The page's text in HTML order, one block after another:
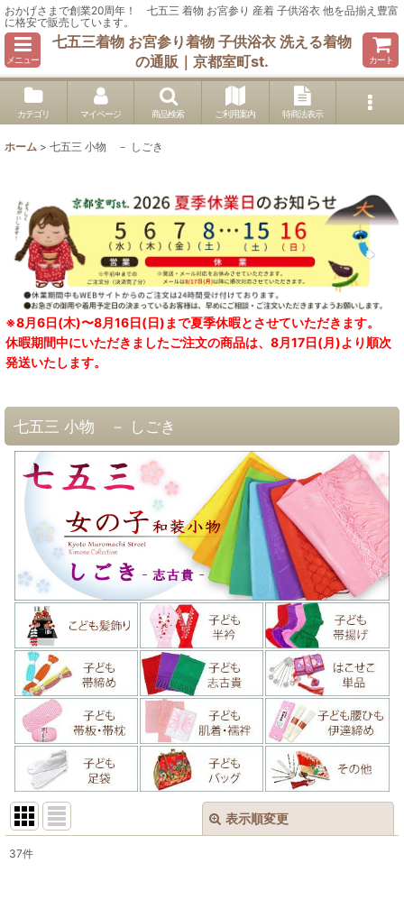
おかげさまで創業20周年！ 七五三 着物 お宮参り 産着 子供浴衣 他を品揃え豊富
に格安で販売しています。
メニュー
七五三着物 お宮参り着物 子供浴衣 洗える着物
の通販｜京都室町st.
カート
カテゴリ マイページ 商品検索 ご利用案内 特商法表示
ホーム > 七五三 小物 － しごき
※8月6日(木)〜8月16日(日)まで夏季休暇とさせていただきます。
休暇期間中にいただきましたご注文の商品は、8月17日(月)より順次
発送いたします。
七五三 小物 － しごき
表示順変更
37件